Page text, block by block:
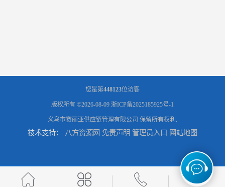
您是第448123位访客
版权所有 ©2026-08-09 浙ICP备2025185925号-1
义乌市赛丽亚供应链管理有限公司 保留所有权利.
技术支持： 八方资源网 免责声明 管理员入口 网站地图